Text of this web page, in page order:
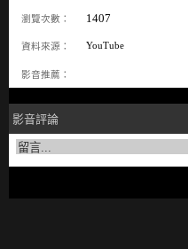
瀏覽次數： 1407
資料來源： YouTube
影音推薦：
影音評論